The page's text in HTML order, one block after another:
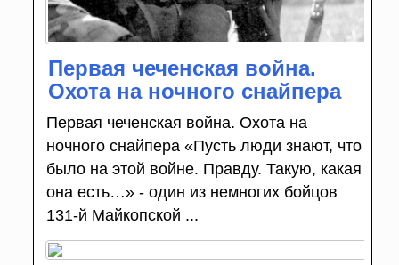
Первая чеченская война.
Охота на ночного снайпера
Первая чеченская война. Охота на
ночного снайпера «Пусть люди знают, что
было на этой войне. Правду. Такую, какая
она есть…» - один из немногих бойцов
131-й Майкопской ...